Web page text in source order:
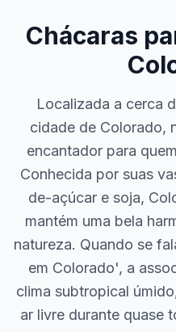
Chácaras
Localizada a cerca
cidade de Colorado,
encantador para
Conhecida por suas
de-açúcar e soja,
mantém uma bela
natureza. Quando se
em Colorado', a
clima subtropical
ar livre durante quase